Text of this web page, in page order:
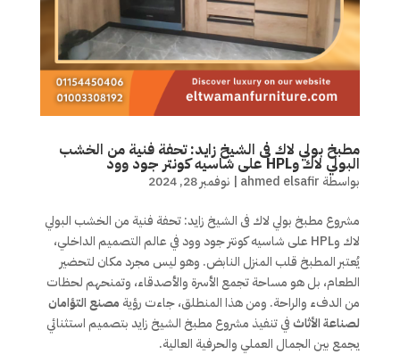
مطبخ بولي لاك فى الشيخ زايد: تحفة فنية من الخشب
البولي لاك وHPL على شاسيه كونتر جود وود
بواسطة ahmed elsafir
| نوفمبر 28, 2024
مشروع مطبخ بولي لاك فى الشيخ زايد: تحفة فنية من الخشب البولي
لاك وHPL على شاسيه كونتر جود وود في عالم التصميم الداخلي،
يُعتبر المطبخ قلب المنزل النابض. وهو ليس مجرد مكان لتحضير
الطعام، بل هو مساحة تجمع الأسرة والأصدقاء، وتمنحهم لحظات
من الدفء والراحة. ومن هذا المنطلق، جاءت رؤية مصنع التؤامان
لصناعة الأثاثفي تنفيذ مشروع مطبخ الشيخ زايد بتصميم استثنائي
يجمع بين الجمال العملي والحرفية العالية.